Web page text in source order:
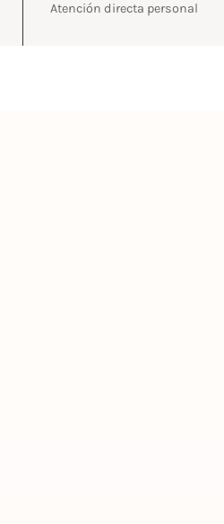
Atención directa personal